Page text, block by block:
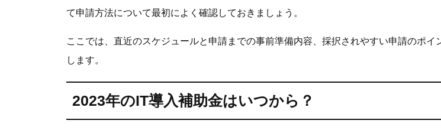
て申請方法について最初によく確認しておきましょう。
ここでは、直近のスケジュールと申請までの事前準備内容、採択されやすい申請のポイ
します。
2023年のIT導入補助金はいつから？